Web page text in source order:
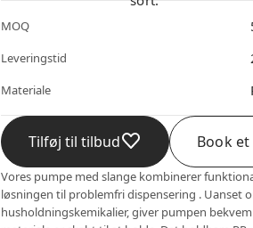
MOQ
Leveringstid
Materiale
Tilføj til tilbud Book
Vores pumpe med slange kombinerer
løsningen til problemfri dispensering . Uanset
husholdningskemikalier, giver pumpen